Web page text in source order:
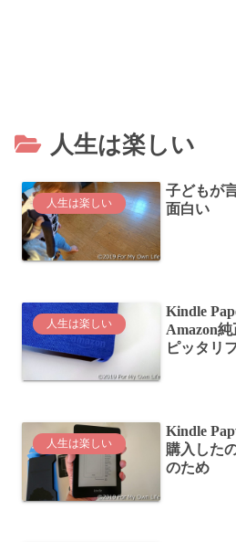
人生は楽しい
人生は楽しい
子どもが
面白い
人生は楽しい
Kindle
Amazon
ピッタリ
人生は楽しい
Kindle
購入した
のため